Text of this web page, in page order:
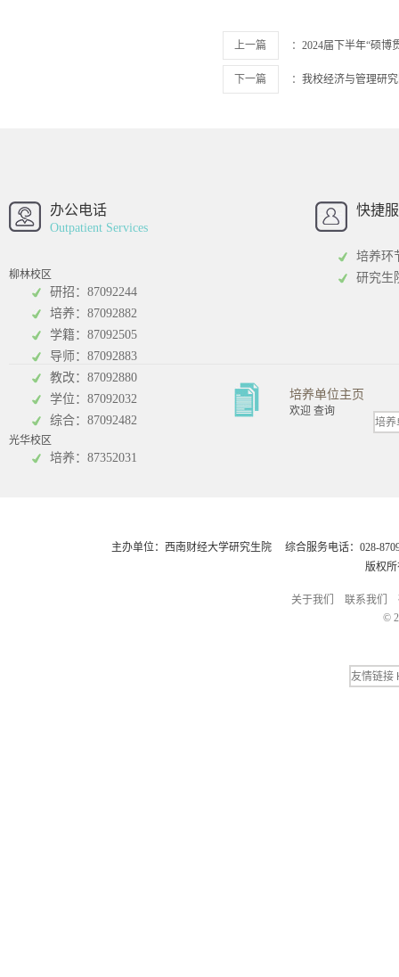
上一篇 ： 2024届下半年“硕博
下一篇 ： 我校经济与管理研
招办
工商管理学院
办公电话
Outpatient Services
柳林校区
研招：87092244
培养：87092882
学籍：87092505
导师：87092883
教改：87092880
学位：87092032
综合：87092482
光华校区
培养：87352031
快捷
培养环
研究生
培养单位主页
欢迎 查询
主办单位：西南财经大学研究生院 综合服务电话：028-
版权
关于我们 联系我们
©